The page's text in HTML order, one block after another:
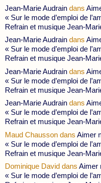
Jean-Marie Audrain dans
« Sur le mode d’emploi de
Refrain et musique Jean-
Jean-Marie Audrain dans
« Sur le mode d’emploi de
Refrain et musique Jean-
Jean-Marie Audrain dans
« Sur le mode d’emploi de
Refrain et musique Jean-
Jean-Marie Audrain dans
« Sur le mode d’emploi de
Refrain et musique Jean-
Maud Chausson dans Aimer
« Sur le mode d’emploi de
Refrain et musique Jean-
Dominique David dans Aimer
« Sur le mode d’emploi de